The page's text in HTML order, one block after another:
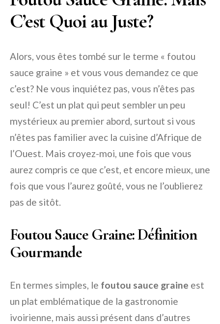
C’est Quoi au Juste?
Alors, vous êtes tombé sur le terme « foutou
sauce graine » et vous vous demandez ce que
c’est? Ne vous inquiétez pas, vous n’êtes pas
seul! C’est un plat qui peut sembler un peu
mystérieux au premier abord, surtout si vous
n’êtes pas familier avec la cuisine d’Afrique de
l’Ouest. Mais croyez-moi, une fois que vous
aurez compris ce que c’est, et encore mieux, une
fois que vous l’aurez goûté, vous ne l’oublierez
pas de sitôt.
Foutou Sauce Graine: Définition
Gourmande
En termes simples, le foutou sauce graine est
un plat emblématique de la gastronomie
ivoirienne, mais aussi présent dans d’autres